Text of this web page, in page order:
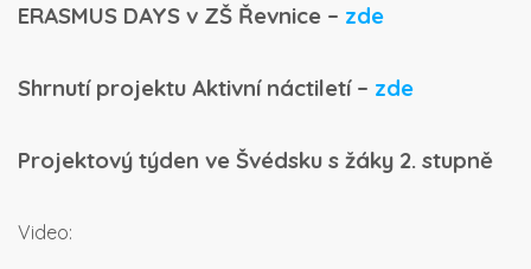
ERASMUS DAYS v ZŠ Řevnice – zde
Shrnutí projektu Aktivní náctiletí – zde
Projektový týden ve Švédsku s žáky 2. stupně
Video: